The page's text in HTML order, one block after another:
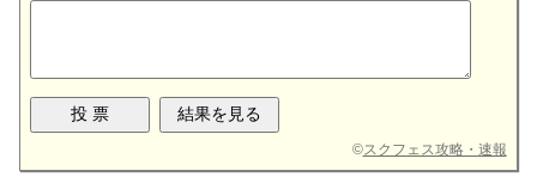
©スクフェス攻略・速報